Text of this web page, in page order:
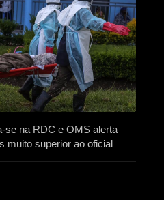
se na RDC e OMS alerta
muito superior ao oficial